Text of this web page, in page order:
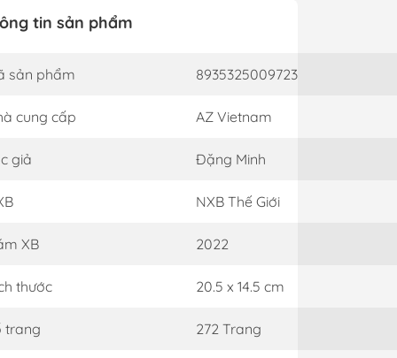
tin sản phẩm
sản phẩm 8935325009723
cung cấp AZ Vietnam
giả Đặng Minh
NXB Thế Giới
XB 2022
thước 20.5 x 14.5 cm
trang 272 Trang